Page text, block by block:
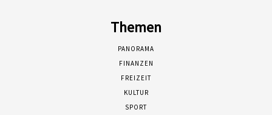
Themen
PANORAMA
FINANZEN
FREIZEIT
KULTUR
SPORT